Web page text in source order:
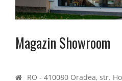
Magazin Showroom
RO - 410080 Oradea, str.